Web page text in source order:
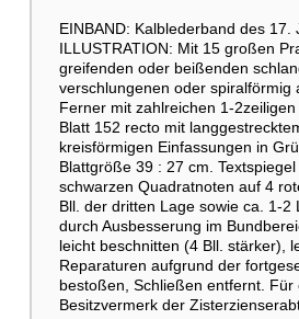
EINBAND: Kalblederband des
ILLUSTRATION: Mit 15 großen
greifenden oder beißenden
verschlungenen oder
Ferner mit zahlreichen 1-
Blatt 152 recto mit
kreisförmigen Einfassungen in
Blattgröße 39 : 27 cm.
schwarzen Quadratnoten auf 4
Bll. der dritten Lage sowie ca. 1-
durch Ausbesserung im
leicht beschnitten (4 Bll. stärker),
Reparaturen aufgrund der
bestoßen, Schließen entfernt.
Besitzvermerk der